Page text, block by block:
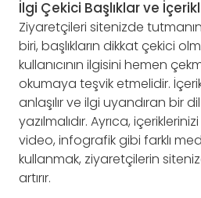
İlgi Çekici Başlıklar ve
Ziyaretçileri sitenizde
biri, başlıkların dikkat çekici
kullanıcının ilgisini hemen
okumaya teşvik etmelidir.
anlaşılır ve ilgi uyandıran bir
yazılmalıdır. Ayrıca,
video, infografik gibi farklı
kullanmak, ziyaretçilerin
artırır.